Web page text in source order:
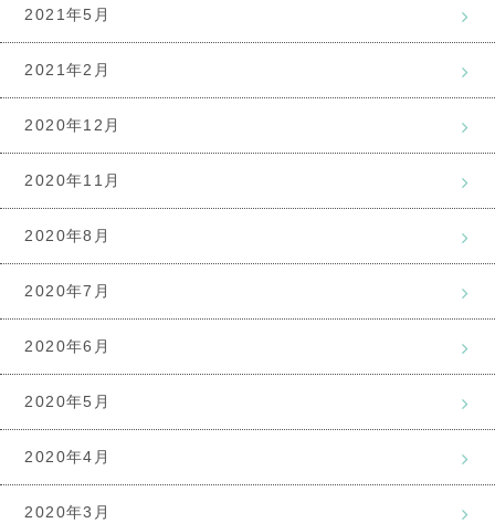
2021年5月
2021年2月
2020年12月
2020年11月
2020年8月
2020年7月
2020年6月
2020年5月
2020年4月
2020年3月